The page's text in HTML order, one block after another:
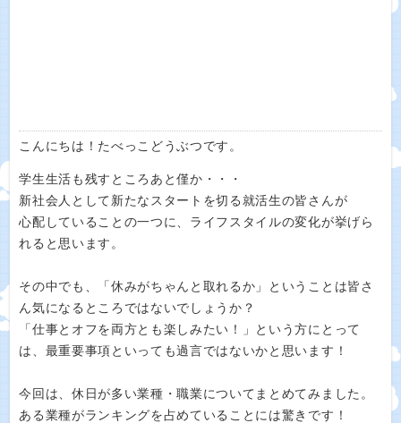
こんにちは！たべっこどうぶつです。
学生生活も残すところあと僅か・・・
新社会人として新たなスタートを切る就活生の皆さんが
心配していることの一つに、ライフスタイルの変化が挙げら
れると思います。
その中でも、「休みがちゃんと取れるか」ということは皆さ
ん気になるところではないでしょうか？
「仕事とオフを両方とも楽しみたい！」という方にとって
は、最重要事項といっても過言ではないかと思います！
今回は、休日が多い業種・職業についてまとめてみました。
ある業種がランキングを占めていることには驚きです！